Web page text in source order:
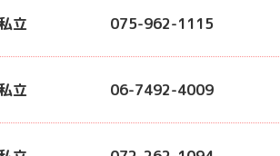
立 075-962-1115
立 06-7492-4009